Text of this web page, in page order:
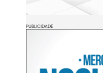
PUBLICIDADE